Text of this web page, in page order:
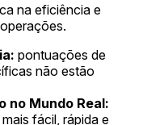
na eficiência e
pontuações de
não estão
no Mundo Real:
fácil, rápida e